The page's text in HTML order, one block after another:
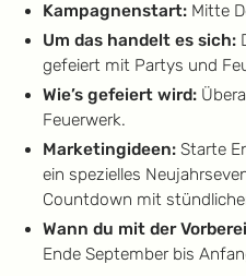
Kampagnenstart:Mitte
Um das handelt es sich:
gefeiert mit Partys und
Wie’s gefeiert wird:
Feuerwerk.
Marketingideen:Starte
ein spezielles
Countdown mit
Wann du mit der
Ende September bis